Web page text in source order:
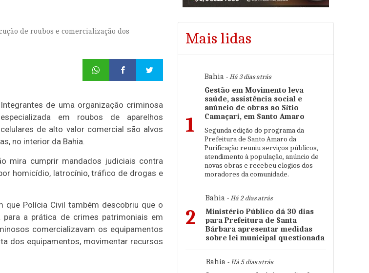
de roubos e comercialização dos
Integrantes de uma organização criminosa
especializada em roubos de aparelhos
celulares de alto valor comercial são alvos
no interior da Bahia.
mira cumprir mandados judiciais contra
homicídio, latrocínio, tráfico de drogas e
Polícia Civil também descobriu que o
a prática de crimes patrimoniais em
comercializavam os equipamentos
dos equipamentos, movimentar recursos
Mais lidas
1
Bahia - Há 3 dias atrás
Gestão em Movimento leva
saúde, assistência social e
anúncio de obras ao Sítio
Camaçari, em Santo Amaro
Segunda edição do programa da
Prefeitura de Santo Amaro da
Purificação reuniu serviços públicos,
atendimento à população, anúncio de
novas obras e recebeu elogios dos
moradores da comunidade.
2
Bahia - Há 2 dias atrás
Ministério Público dá 30 dias
para Prefeitura de Santa
Bárbara apresentar medidas
sobre lei municipal questionada
Bahia - Há 5 dias atrás